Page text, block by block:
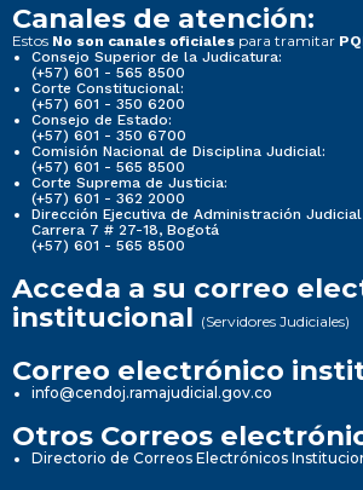
Canales de atención:
Estos No son canales oficiales para tramitar
Consejo Superior de la Judicatura:
(+57) 601 - 565 8500
Corte Constitucional:
(+57) 601 - 350 6200
Consejo de Estado:
(+57) 601 - 350 6700
Comisión Nacional de Disciplina Judicial:
(+57) 601 - 565 8500
Corte Suprema de Justicia:
(+57) 601 - 362 2000
Dirección Ejecutiva de Administración Judicial
Carrera 7 # 27-18, Bogotá
(+57) 601 - 565 8500
Acceda a su correo
institucional (Servidores Judiciales)
Correo electrónico
info@cendoj.ramajudicial.gov.co
Otros Correos
Directorio de Correos Electrónicos